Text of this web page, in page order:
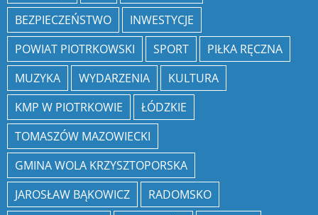
BEZPIECZEŃSTWO
INWESTYCJE
POWIAT PIOTRKOWSKI
SPORT
PIŁKA RĘCZNA
MUZYKA
WYDARZENIA
KULTURA
KMP W PIOTRKOWIE
ŁÓDZKIE
TOMASZÓW MAZOWIECKI
GMINA WOLA KRZYSZTOPORSKA
JAROSŁAW BĄKOWICZ
RADOMSKO